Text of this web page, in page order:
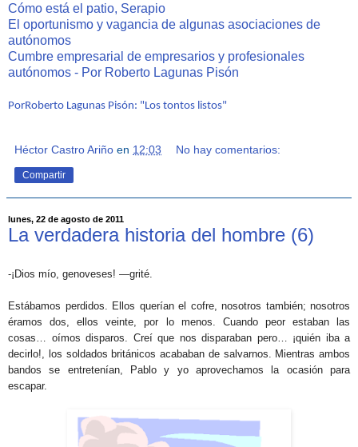
Cómo está el patio, Serapio
El oportunismo y vagancia de algunas asociaciones de
autónomos
Cumbre empresarial de empresarios y profesionales
autónomos - Por Roberto Lagunas Pisón
PorRoberto Lagunas Pisón: "Los tontos listos"
Héctor Castro Ariño en 12:03 No hay comentarios:
Compartir
lunes, 22 de agosto de 2011
La verdadera historia del hombre (6)
-¡Dios mío, genoveses! —grité.
Estábamos perdidos. Ellos querían el cofre, nosotros también; nosotros
éramos dos, ellos veinte, por lo menos. Cuando peor estaban las
cosas… oímos disparos. Creí que nos disparaban pero… ¡quién iba a
decirlo!, los soldados británicos acababan de salvarnos. Mientras ambos
bandos se entretenían, Pablo y yo aprovechamos la ocasión para
escapar.